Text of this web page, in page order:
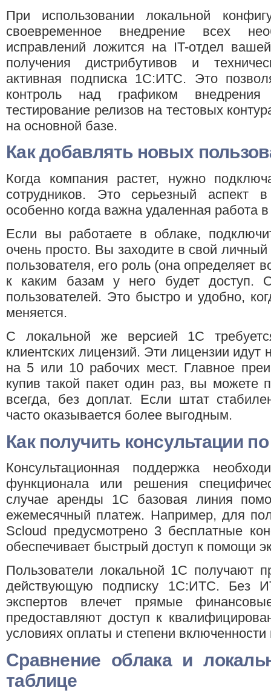
При использовании локальной
своевременное внедрение всех
исправлений ложится на IT-отдел
получения дистрибутивов и
активная подписка 1С:ИТС. Это
контроль над графиком
тестирование релизов на тестовых
на основной базе.
Как добавлять новых
Когда компания растет, нужно
сотрудников. Это серьезный
особенно когда важна удаленная работа
Если вы работаете в облаке,
очень просто. Вы заходите в свой
пользователя, его роль (она определяет
к каким базам у него будет доступ.
пользователей. Это быстро и удобно,
меняется.
С локальной же версией 1С
клиентских лицензий. Эти лицензии
на 5 или 10 рабочих мест. Главное
купив такой пакет один раз, вы можете
всегда, без доплат. Если штат
часто оказывается более выгодным.
Как получить консультации
Консультационная поддержка
функционала или решения
случае аренды 1С базовая линия
ежемесячный платеж. Например, для
Scloud предусмотрено 3 бесплатные
обеспечивает быстрый доступ к помощи
Пользователи локальной 1С получают
действующую подписку 1С:ИТС. Без
экспертов влечет прямые
предоставляют доступ к
условиях оплаты и степени
Сравнение облака и
таблице